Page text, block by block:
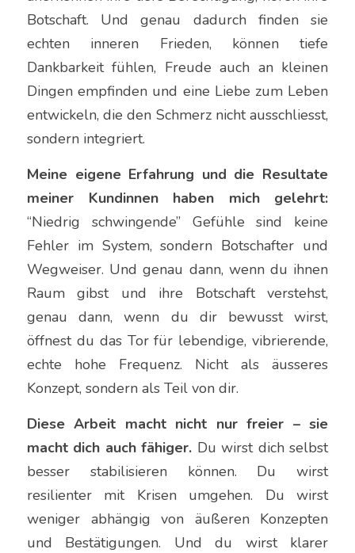
Botschaft. Und genau dadurch finden sie
echten inneren Frieden, können tiefe
Dankbarkeit fühlen, Freude auch an kleinen
Dingen empfinden und eine Liebe zum Leben
entwickeln, die den Schmerz nicht ausschliesst,
sondern integriert.
Meine eigene Erfahrung und die Resultate
meiner Kundinnen haben mich gelehrt:
“Niedrig schwingende” Gefühle sind keine
Fehler im System, sondern Botschafter und
Wegweiser. Und genau dann, wenn du ihnen
Raum gibst und ihre Botschaft verstehst,
genau dann, wenn du dir bewusst wirst,
öffnest du das Tor für lebendige, vibrierende,
echte hohe Frequenz. Nicht als äusseres
Konzept, sondern als Teil von dir.
Diese Arbeit macht nicht nur freier – sie
macht dich auch fähiger. Du wirst dich selbst
besser stabilisieren können. Du wirst
resilienter mit Krisen umgehen. Du wirst
weniger abhängig von äußeren Konzepten
und Bestätigungen. Und du wirst klarer